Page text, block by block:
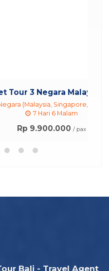
Malaysia - S...
Singapore, Thailand)
6 Malam
/ pax
Bali - Travel Agent